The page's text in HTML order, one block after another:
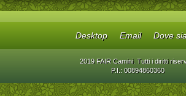
Desktop Email Dove
2019 FAIR Camini. Tutti i diritti
P.I.: 00894860360